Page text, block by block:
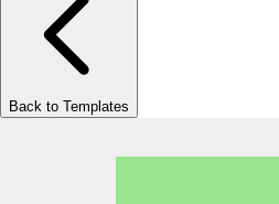
Back to Templates